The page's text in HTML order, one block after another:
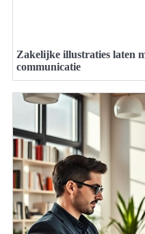
Zakelijke illustraties laten
communicatie